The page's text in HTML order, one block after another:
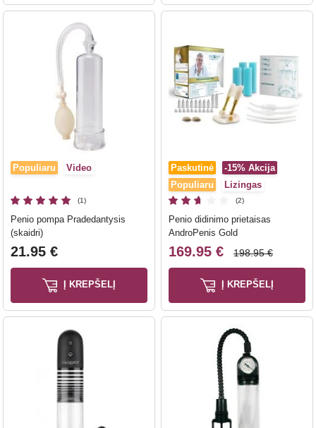
Populiaru Video
(1)
Penio pompa Pradedantysis
(skaidri)
21.95 €
Į KREPŠELĮ
Paskutinė -15% Akcija
Populiaru
Lizingas
(2)
Penio didinimo prietaisas
AndroPenis Gold
169.95 € 198.95 €
Į KREPŠELĮ